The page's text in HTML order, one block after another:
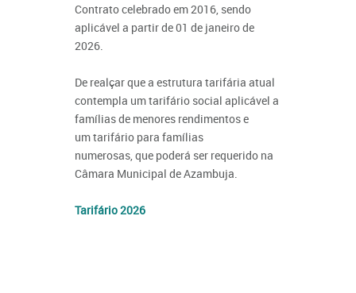
Contrato celebrado em 2016, sendo
aplicável a partir de 01 de janeiro de
2026.
De realçar que a estrutura tarifária atual
contempla um tarifário social aplicável a
famílias de menores rendimentos e
um tarifário para famílias
numerosas, que poderá ser requerido na
Câmara Municipal de Azambuja.
Tarifário 2026